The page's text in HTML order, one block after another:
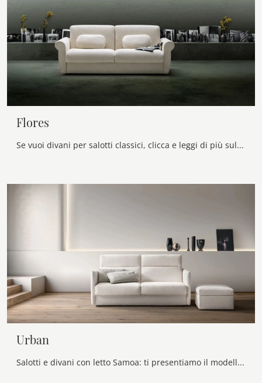
Flores
Se vuoi divani per salotti classici, clicca e leggi di più sul modello Flores in tessuto del marchio Samoa.
Urban
Salotti e divani con letto Samoa: ti presentiamo il modello Urban in tessuto per completare il soggiorno.